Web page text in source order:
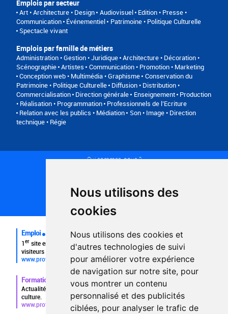
Nous utilisons des
cookies
Nous utilisons des cookies et
d'autres technologies de suivi
pour améliorer votre expérience
de navigation sur notre site, pour
vous montrer un contenu
personnalisé et des publicités
ciblées, pour analyser le trafic de
Emplois par secteur
Art • Architecture • Design Audiovisuel Edition • Presse •
Communication Événementiel
Patrimoine • Politique Culturelle
Spectacle vivant
Emplois par famille de métiers
Administration • Gestion • Juridique Architecture • Décoration •
Scénographie Artistes
Communication • Promotion • Marketing
Conception web • Multimédia • Graphisme Conservation du
Patrimoine • Politique Culturelle Diffusion • Distribution •
Commercialisation Direction générale Enseignement Production
• Réalisation • Programmation Professionnels de l’Ecriture
Relation avec les publics • Médiation
Son • Image • Direction
technique • Régie
Qui sommes-nous ?
Plan du site
FAQ recruteurs
FAQ
Emploi
1er site emploi du secteur culturel 784.000 visites et 230.000
visiteurs uniques par mois.
www.profilculture.com
Formation
Actualités, guide et annuaire des formations aux métiers de la
culture.
www.profilculture-formation.com